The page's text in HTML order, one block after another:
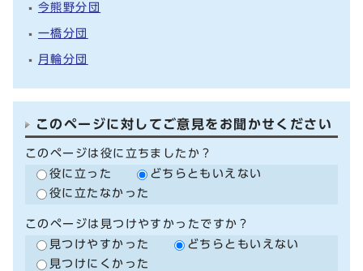
今熊野分団
一橋分団
月輪分団
このページに対してご意見をお聞かせください
このページは役に立ちましたか？
役に立った
どちらともいえない
役に立たなかった
このページは見つけやすかったですか？
見つけやすかった
どちらともいえない
見つけにくかった